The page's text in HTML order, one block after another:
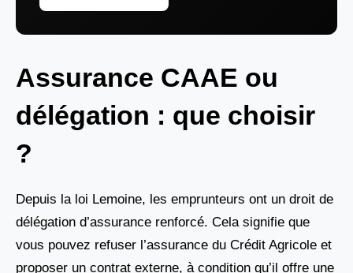
Assurance CAAE ou
délégation : que choisir
?
Depuis la loi Lemoine, les emprunteurs ont un droit de
délégation d’assurance renforcé. Cela signifie que
vous pouvez refuser l’assurance du Crédit Agricole et
proposer un contrat externe, à condition qu’il offre une